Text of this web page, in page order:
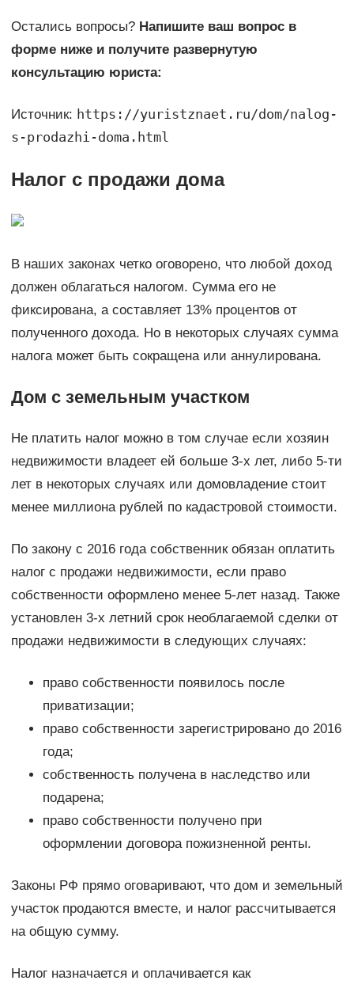
Остались вопросы? Напишите ваш вопрос в
форме ниже и получите развернутую
консультацию юриста:
Источник: https://yuristznaet.ru/dom/nalog-
s-prodazhi-doma.html
Налог с продажи дома
В наших законах четко оговорено, что любой доход
должен облагаться налогом. Сумма его не
фиксирована, а составляет 13% процентов от
полученного дохода. Но в некоторых случаях сумма
налога может быть сокращена или аннулирована.
Дом с земельным участком
Не платить налог можно в том случае если хозяин
недвижимости владеет ей больше 3-х лет, либо 5-ти
лет в некоторых случаях или домовладение стоит
менее миллиона рублей по кадастровой стоимости.
По закону с 2016 года собственник обязан оплатить
налог с продажи недвижимости, если право
собственности оформлено менее 5-лет назад. Также
установлен 3-х летний срок необлагаемой сделки от
продажи недвижимости в следующих случаях:
право собственности появилось после
приватизации;
право собственности зарегистрировано до 2016
года;
собственность получена в наследство или
подарена;
право собственности получено при
оформлении договора пожизненной ренты.
Законы РФ прямо оговаривают, что дом и земельный
участок продаются вместе, и налог рассчитывается
на общую сумму.
Налог назначается и оплачивается как